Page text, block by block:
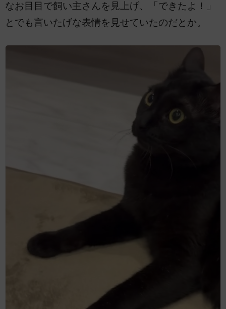
なお目目で飼い主さんを見上げ、「できたよ！」
とでも言いたげな表情を見せていたのだとか。